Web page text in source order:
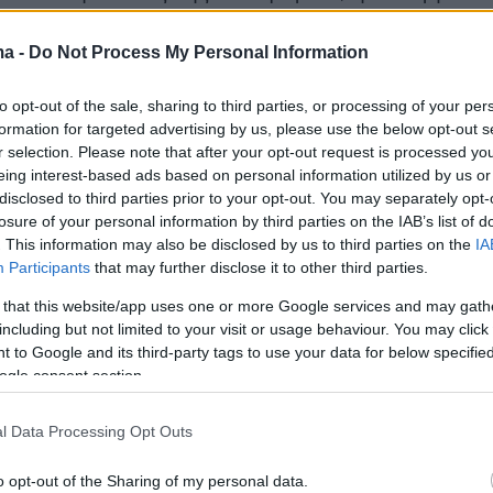
- Do Not Process My Personal Information
opt-out of the sale, sharing to third parties, or processing of your
for targeted advertising by us, please use the below opt-out
selection. Please note that after your opt-out request is processed
interest-based ads based on personal information utilized by us
to third parties prior to your opt-out. You may separately
of your personal information by third parties on the IAB’s list of
This information may also be disclosed by us to third parties on the
Participants that may further disclose it to other third parties.
that this website/app uses one or more Google services and may
but not limited to your visit or usage behaviour. You may
to Google and its third-party tags to use your data for below
consent section.
Data Processing Opt Outs
opt-out of the Sharing of my personal data.
«Where No Man Has Gone Before» στο οποίο
ήταν καθηγήτρια πιάνου και ο πατέρας της
Shell Oil.
1937-2022.
pic.twitter.com/bz2WnNLlKP
Agnew’s Ghost 🇺🇦🇺🇦🇺🇦